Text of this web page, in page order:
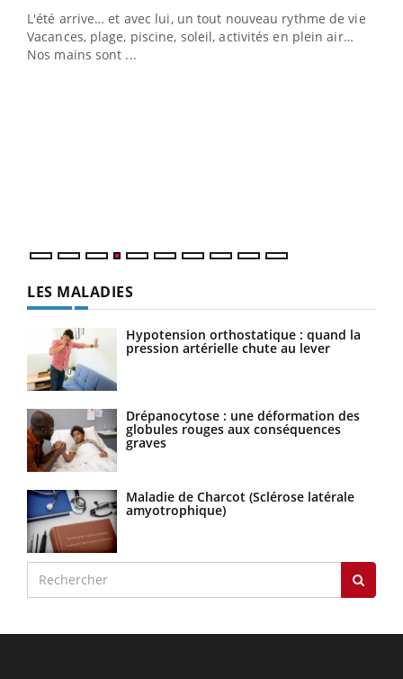
L'été arrive… et avec lui, un tout nouveau rythme de vie !
Vacances, plage, piscine, soleil, activités en plein air…
Nos mains sont ...
LES MALADIES
Hypotension orthostatique : quand la
pression artérielle chute au lever
Drépanocytose : une déformation des
globules rouges aux conséquences
graves
Maladie de Charcot (Sclérose latérale
amyotrophique)